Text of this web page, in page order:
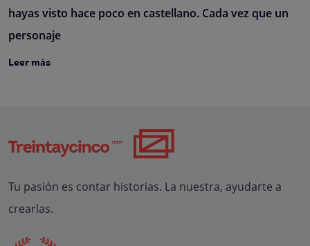
hayas visto hace poco en castellano. Cada vez que un
personaje
Leer más
Tu pasión es contar historias. La nuestra, ayudarte a
crearlas.